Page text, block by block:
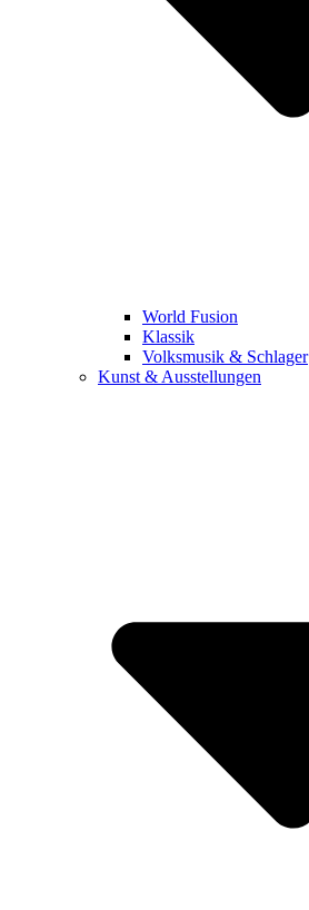
World Fusion
Klassik
Volksmusik & Schlager
Kunst & Ausstellungen